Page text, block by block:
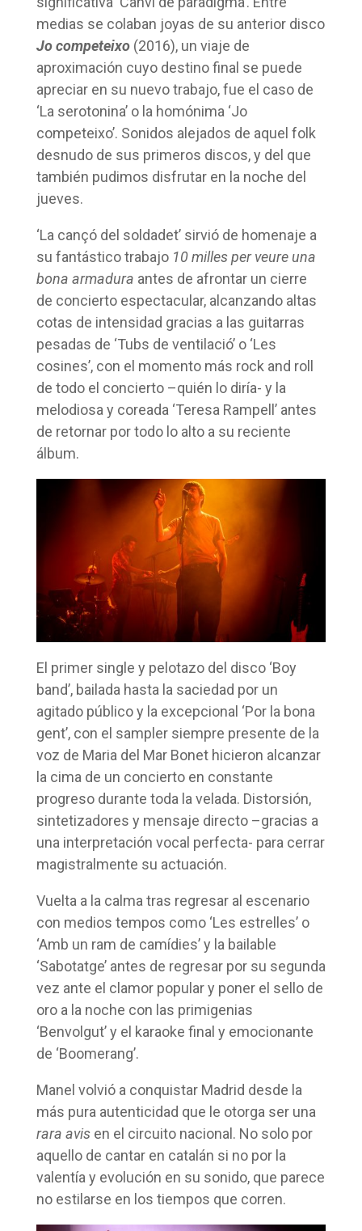
medias se colaban joyas de su anterior disco
Jo competeixo(2016), un viaje de
aproximación cuyo destino final se puede
apreciar en su nuevo trabajo, fue el caso de
‘La serotonina’ o la homónima ‘Jo
competeixo’. Sonidos alejados de aquel folk
desnudo de sus primeros discos, y del que
también pudimos disfrutar en la noche del
jueves.
‘La cançó del soldadet’ sirvió de homenaje a
su fantástico trabajo 10 milles per veure una
bona armadura antes de afrontar un cierre
de concierto espectacular, alcanzando altas
cotas de intensidad gracias a las guitarras
pesadas de ‘Tubs de ventilació’ o ‘Les
cosines’, con el momento más rock and roll
de todo el concierto –quién lo diría- y la
melodiosa y coreada ‘Teresa Rampell’ antes
de retornar por todo lo alto a su reciente
álbum.
El primer single y pelotazo del disco ‘Boy
band’, bailada hasta la saciedad por un
agitado público y la excepcional ‘Por la bona
gent’, con el sampler siempre presente de la
voz de Maria del Mar Bonet hicieron alcanzar
la cima de un concierto en constante
progreso durante toda la velada. Distorsión,
sintetizadores y mensaje directo –gracias a
una interpretación vocal perfecta- para cerrar
magistralmente su actuación.
Vuelta a la calma tras regresar al escenario
con medios tempos como ‘Les estrelles’ o
‘Amb un ram de camídies’ y la bailable
‘Sabotatge’ antes de regresar por su segunda
vez ante el clamor popular y poner el sello de
oro a la noche con las primigenias
‘Benvolgut’ y el karaoke final y emocionante
de ‘Boomerang’.
Manel volvió a conquistar Madrid desde la
más pura autenticidad que le otorga ser una
rara avisen el circuito nacional. No solo por
aquello de cantar en catalán si no por la
valentía y evolución en su sonido, que parece
no estilarse en los tiempos que corren.